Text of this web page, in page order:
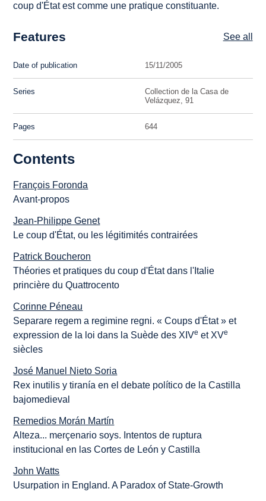
coup d'État est comme une pratique constituante.
Features See all
Date of publication 15/11/2005
Series
Collection de la Casa de
Velázquez, 91
Pages 644
Contents
François Foronda
Avant-propos
Jean-Philippe Genet
Le coup d'État, ou les légitimités contrairées
Patrick Boucheron
Théories et pratiques du coup d'État dans l'Italie
princière du Quattrocento
Corinne Péneau
Separare regem a regimine regni. « Coups d'État » et
expression de la loi dans la Suède des XIVe et XVe
siècles
José Manuel Nieto Soria
Rex inutilis y tiranía en el debate político de la Castilla
bajomedieval
Remedios Morán Martín
Alteza... merçenario soys. Intentos de ruptura
institucional en las Cortes de León y Castilla
John Watts
Usurpation in England. A Paradox of State-Growth